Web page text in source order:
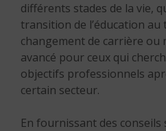
différents stades de la vie,
transition de l’éducation au
changement de carrière ou
avancé pour ceux qui
objectifs professionnels
certain secteur.
En fournissant des conseils